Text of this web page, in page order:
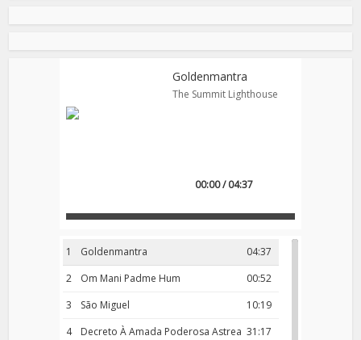
Goldenmantra
The Summit Lighthouse
00:00 / 04:37
1 04:37
Goldenmantra
2
00:52
Om Mani Padme Hum
3
10:19
São Miguel
4
31:17
Decreto À Amada Poderosa Astrea